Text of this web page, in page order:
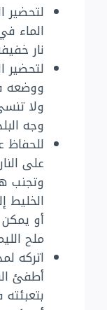
لتحضير
الماء
نار
لتحضير
ووضعه
ولا
وجه
للحفاظ
على
وتجنب
الخليط
أو
ملح
اتركه
أطفئ